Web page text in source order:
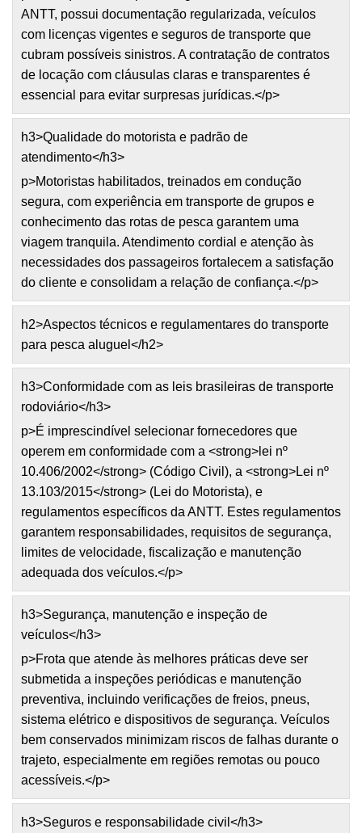
ANTT, possui documentação regularizada, veículos
com licenças vigentes e seguros de transporte que
cubram possíveis sinistros. A contratação de contratos
de locação com cláusulas claras e transparentes é
essencial para evitar surpresas jurídicas.</p>
h3>Qualidade do motorista e padrão de
atendimento</h3>
p>Motoristas habilitados, treinados em condução
segura, com experiência em transporte de grupos e
conhecimento das rotas de pesca garantem uma
viagem tranquila. Atendimento cordial e atenção às
necessidades dos passageiros fortalecem a satisfação
do cliente e consolidam a relação de confiança.</p>
h2>Aspectos técnicos e regulamentares do transporte
para pesca aluguel</h2>
h3>Conformidade com as leis brasileiras de transporte
rodoviário</h3>
p>É imprescindível selecionar fornecedores que
operem em conformidade com a <strong>lei nº
10.406/2002</strong> (Código Civil), a <strong>Lei nº
13.103/2015</strong> (Lei do Motorista), e
regulamentos específicos da ANTT. Estes regulamentos
garantem responsabilidades, requisitos de segurança,
limites de velocidade, fiscalização e manutenção
adequada dos veículos.</p>
h3>Segurança, manutenção e inspeção de
veículos</h3>
p>Frota que atende às melhores práticas deve ser
submetida a inspeções periódicas e manutenção
preventiva, incluindo verificações de freios, pneus,
sistema elétrico e dispositivos de segurança. Veículos
bem conservados minimizam riscos de falhas durante o
trajeto, especialmente em regiões remotas ou pouco
acessíveis.</p>
h3>Seguros e responsabilidade civil</h3>